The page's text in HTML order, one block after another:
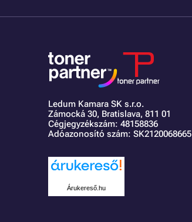
Ledum Kamara SK s.r.o.
Zámocká 30, Bratislava, 811 01
Cégjegyzékszám: 48158836
Adóazonosító szám: SK2120068665
Árukereső.hu